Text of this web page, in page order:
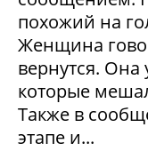
похожий на
Женщина
вернутся.
которые
Также в
этапе и...